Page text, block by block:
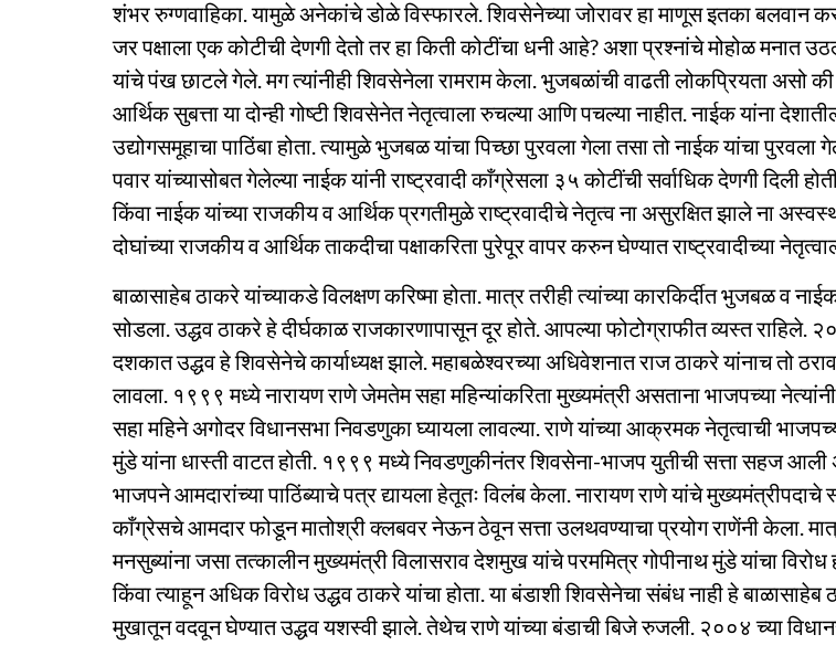
शंभर रुग्णवाहिका. यामुळे अनेकांचे डोळे विस्फारले. शिवसेनेच्या जोरावर हा माणूस इतका बलवान
जर पक्षाला एक कोटीची देणगी देतो तर हा किती कोटींचा धनी आहे? अशा प्रश्नांचे मोहोळ मनात
यांचे पंख छाटले गेले. मग त्यांनीही शिवसेनेला रामराम केला. भुजबळांची वाढती लोकप्रियता असो
आर्थिक सुबत्ता या दोन्ही गोष्टी शिवसेनेत नेतृत्वाला रुचल्या आणि पचल्या नाहीत. नाईक यांना
उद्योगसमूहाचा पाठिंबा होता. त्यामुळे भुजबळ यांचा पिच्छा पुरवला गेला तसा तो नाईक यांचा पुरवला
पवार यांच्यासोबत गेलेल्या नाईक यांनी राष्ट्रवादी काँग्रेसला ३५ कोटींची सर्वाधिक देणगी दिली
किंवा नाईक यांच्या राजकीय व आर्थिक प्रगतीमुळे राष्ट्रवादीचे नेतृत्व ना असुरक्षित झाले ना
दोघांच्या राजकीय व आर्थिक ताकदीचा पक्षाकरिता पुरेपूर वापर करुन घेण्यात राष्ट्रवादीच्या
बाळासाहेब ठाकरे यांच्याकडे विलक्षण करिष्मा होता. मात्र तरीही त्यांच्या कारकिर्दीत भुजबळ व
सोडला. उद्धव ठाकरे हे दीर्घकाळ राजकारणापासून दूर होते. आपल्या फोटोग्राफीत व्यस्त राहिले.
दशकात उद्धव हे शिवसेनेचे कार्याध्यक्ष झाले. महाबळेश्वरच्या अधिवेशनात राज ठाकरे यांनाच तो
लावला. १९९९ मध्ये नारायण राणे जेमतेम सहा महिन्यांकरिता मुख्यमंत्री असताना भाजपच्या
सहा महिने अगोदर विधानसभा निवडणुका घ्यायला लावल्या. राणे यांच्या आक्रमक नेतृत्वाची
मुंडे यांना धास्ती वाटत होती. १९९९ मध्ये निवडणुकीनंतर शिवसेना-भाजप युतीची सत्ता सहज
भाजपने आमदारांच्या पाठिंब्याचे पत्र द्यायला हेतूतः विलंब केला. नारायण राणे यांचे
काँग्रेसचे आमदार फोडून मातोश्री क्लबवर नेऊन ठेवून सत्ता उलथवण्याचा प्रयोग राणेंनी केला.
मनसुब्यांना जसा तत्कालीन मुख्यमंत्री विलासराव देशमुख यांचे परममित्र गोपीनाथ मुंडे यांचा विरोध
किंवा त्याहून अधिक विरोध उद्धव ठाकरे यांचा होता. या बंडाशी शिवसेनेचा संबंध नाही हे बाळासाहेब
मुखातून वदवून घेण्यात उद्धव यशस्वी झाले. तेथेच राणे यांच्या बंडाची बिजे रुजली. २००४ च्या